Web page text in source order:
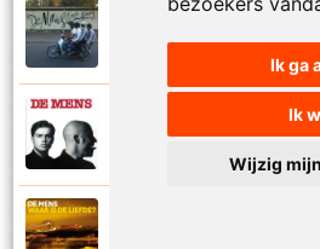
Ik ga
Ik
Wijzig
Vlinderhart